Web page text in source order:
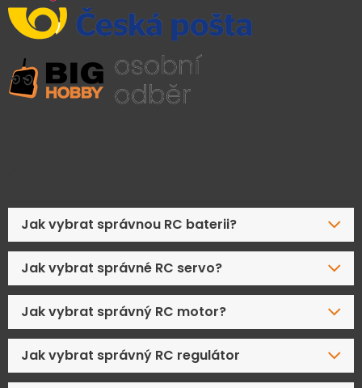
Jak vybrat správnou RC baterii?
Jak vybrat správné RC servo?
Jak vybrat správný RC motor?
Jak vybrat správný RC regulátor